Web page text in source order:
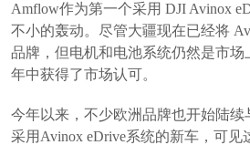
Amflow作为第一个采用 DJI Avinox
不小的轰动。尽管大疆现在已经将
品牌，但电机和电池系统仍然是市场
年中获得了市场认可。
今年以来，不少欧洲品牌也开始陆续
采用Avinox eDrive系统的新车，可见